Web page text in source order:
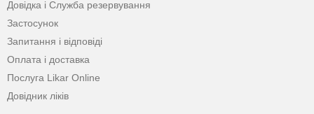
Довідка і Служба резервування
Застосунок
Запитання і відповіді
Оплата і доставка
Послуга Likar Online
Довідник ліків